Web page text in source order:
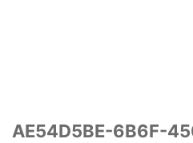
AE54D5BE-6B6F-